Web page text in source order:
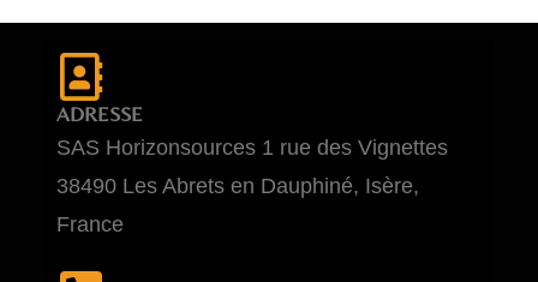
ADRESSE
SAS Horizonsources 1 rue des Vignettes
38490 Les Abrets en Dauphiné, Isère,
France